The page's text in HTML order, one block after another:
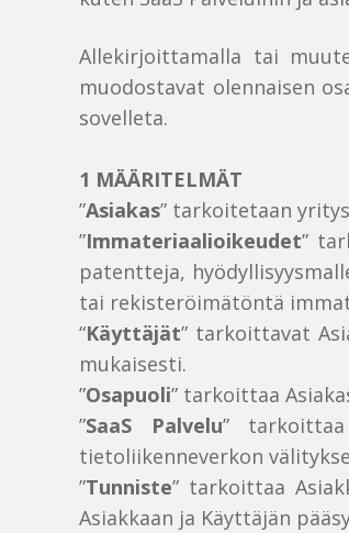
Allekirjoittamalla tai
muodostavat olennaisen
sovelleta.
1 MÄÄRITELMÄT
”Asiakas” tarkoitetaan
”Immateriaalioikeudet”
patentteja,
tai rekisteröimätöntä
“Käyttäjät” tarkoittavat
mukaisesti.
”Osapuoli” tarkoittaa
”SaaS Palvelu”
tietoliikenneverkon
”Tunniste” tarkoittaa
Asiakkaan ja Käyttäjän